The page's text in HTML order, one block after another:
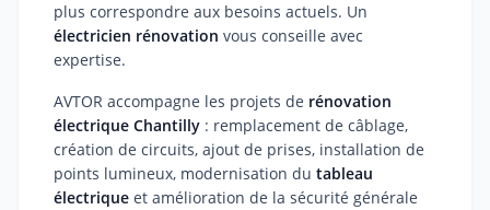
plus correspondre aux besoins actuels. Un
électricien rénovation vous conseille avec
expertise.
AVTOR accompagne les projets de rénovation
électrique Chantilly : remplacement de câblage,
création de circuits, ajout de prises, installation de
points lumineux, modernisation du tableau
électrique et amélioration de la sécurité générale